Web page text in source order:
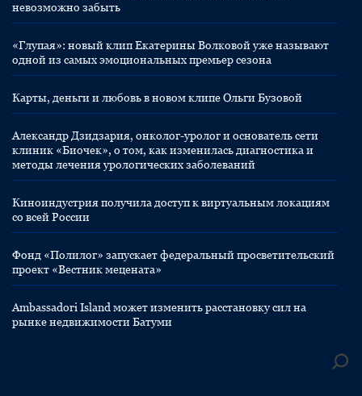
невозможно забыть
«Глупая»: новый клип Екатерины Волковой уже называют
одной из самых эмоциональных премьер сезона
Карты, деньги и любовь в новом клипе Ольги Бузовой
Александр Дзидзария, онколог-уролог и основатель сети
клиник «Биочек», о том, как изменилась диагностика и
методы лечения урологических заболеваний
Киноиндустрия получила доступ к виртуальным локациям
со всей России
Фонд «Полилог» запускает федеральный просветительский
проект «Вестник мецената»
Ambassadori Island может изменить расстановку сил на
рынке недвижимости Батуми